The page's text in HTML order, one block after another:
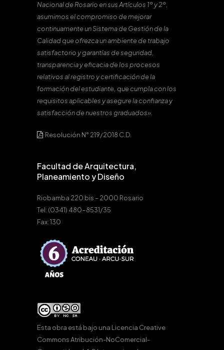
Nacional de Rosario en sus Artículos 1º y 2º,
asumimos el compromiso de mejorar
continuamente un Sistema de Gestión de la
Calidad que ofrezca un ambiente de trabajo
satisfactorio y garantías de seguridad,
transparencia y eficacia de los procesos
relativos al registro y certificación de la
formación del estudiante, que cumpla con los
requisitos aplicables y asegure la confianza y
satisfacción de nuestros graduados».
Resolución N° 219/2018 C.D.
Facultad de Arquitectura,
Planeamiento y Diseño
Riobamba 220 bis – 2000 Rosario
Tel: (0341) 480-8531/35
Fax: 130
Esta obra está bajo una Licencia Creative
Commons Atribución-NoComercial-